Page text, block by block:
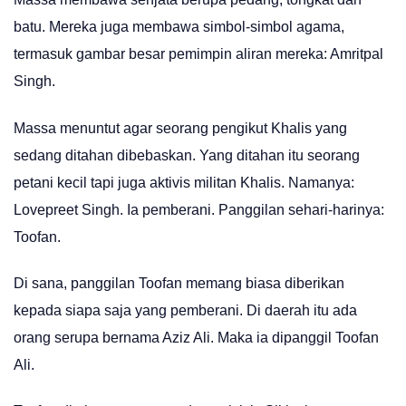
batu. Mereka juga membawa simbol-simbol agama,
termasuk gambar besar pemimpin aliran mereka: Amritpal
Singh.
Massa menuntut agar seorang pengikut Khalis yang
sedang ditahan dibebaskan. Yang ditahan itu seorang
petani kecil tapi juga aktivis militan Khalis. Namanya:
Lovepreet Singh. Ia pemberani. Panggilan sehari-harinya:
Toofan.
Di sana, panggilan Toofan memang biasa diberikan
kepada siapa saja yang pemberani. Di daerah itu ada
orang serupa bernama Aziz Ali. Maka ia dipanggil Toofan
Ali.